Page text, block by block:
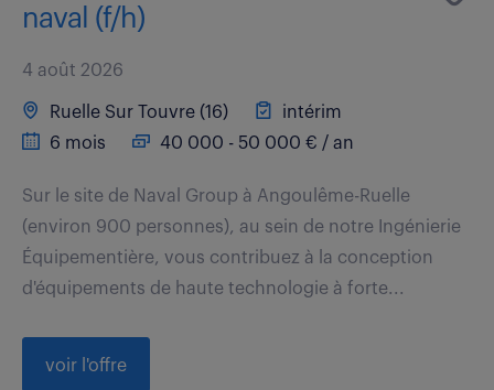
naval (f/h)
4 août 2026
Ruelle Sur Touvre (16)
intérim
6 mois
40 000 - 50 000 € / an
Sur le site de Naval Group à Angoulême-Ruelle
(environ 900 personnes), au sein de notre Ingénierie
Équipementière, vous contribuez à la conception
d'équipements de haute technologie à forte...
voir l'offre